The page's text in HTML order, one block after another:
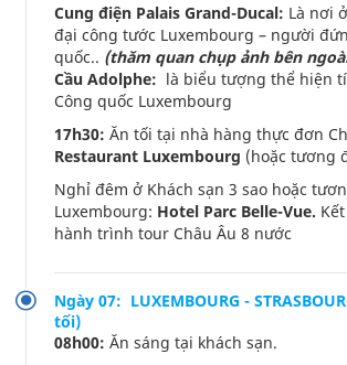
Cung điện Palais Grand-Ducal: Là nơi
đại công tước Luxembourg – người
quốc.. (thăm quan chụp ảnh bên
Cầu Adolphe: là biểu tượng thể hiện
Công quốc Luxembourg
17h30: Ăn tối tại nhà hàng thực đơn
Restaurant Luxembourg (hoặc tương
Nghỉ đêm ở Khách sạn 3 sao hoặc
Luxembourg: Hotel Parc Belle-Vue.
hành trình tour Châu Âu 8 nước
Ngày 07: LUXEMBOURG -
tối)
08h00: Ăn sáng tại khách sạn.